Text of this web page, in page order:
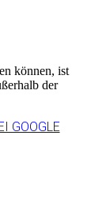
können, ist
der
GOOGLE